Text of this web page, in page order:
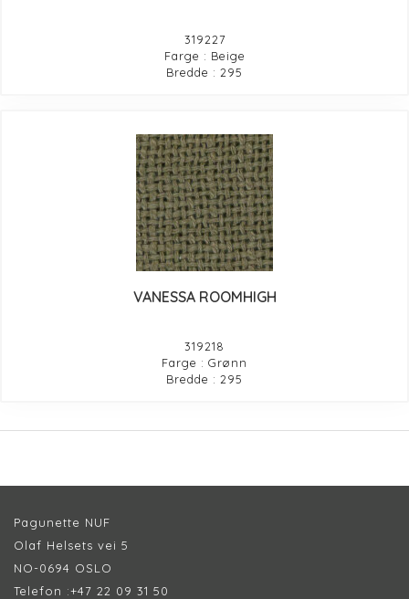
319227
Farge : Beige
Bredde : 295
VANESSA ROOMHIGH
319218
Farge : Grønn
Bredde : 295
Pagunette NUF
Olaf Helsets vei 5
NO-0694 OSLO
Telefon :+47 22 09 31 50